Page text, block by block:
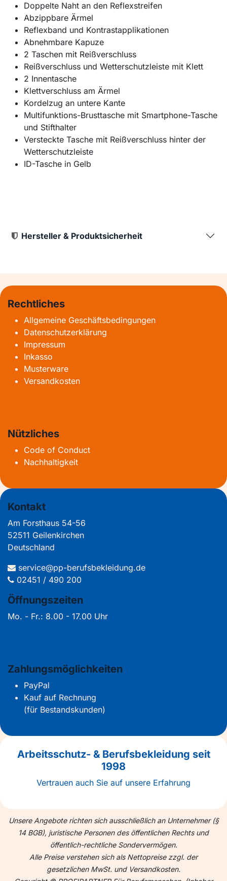
Doppelte Naht an den Reflexstreifen
Abzippbare Ärmel
Reflexband und Kontrastapplikationen
Abnehmbare Kapuze
2 Taschen mit Reißverschluss
Reißverschluss und Wetterschutzleiste mit Klett
2 Innentasche
Klettverschluss am Ärmel
Kordelzug an untere Kante
Multifunktions-Brusttasche mit Smartphone-Tasche
und Stifthalter
Versteckte Tasche mit Reißverschluss hinter der
Wetterschutzleiste
ID-Tasche in Gelb
Hersteller & Produktsicherheit
Rechtliches
Allgemeine Geschäftsbedingungen
Datenschutzerklärung
Impressum
Inkasso
Musterware
Versandkosten
Nützliches
Code of Conduct
Nachhaltigkeit
Kontakt
Am Forsthaus 54-56
52511 Geilenkirchen
Deutschland
service@pp-berufsbekleidung.de
02451 / 490 200
Öffnungszeiten
Mo. - Fr.: 8.00 - 17.00 Uhr
Zahlungsmöglichkeiten
PayPal
Kauf auf Rechnung
(für Bestandskunden)
Arbeitsschutz- & Berufsbekleidung seit
1998
Vertrauen auch Sie auf unsere Erfahrung
Unsere Angebote richten sich ausschließlich an Unternehmer (§
14 BGB), juristische Personen des öffentlichen Rechts und
öffentlich-rechtliche Sondervermögen.
Alle Preise verstehen sich als Nettopreise zzgl. der
gesetzlichen MwSt. und Versandkosten.